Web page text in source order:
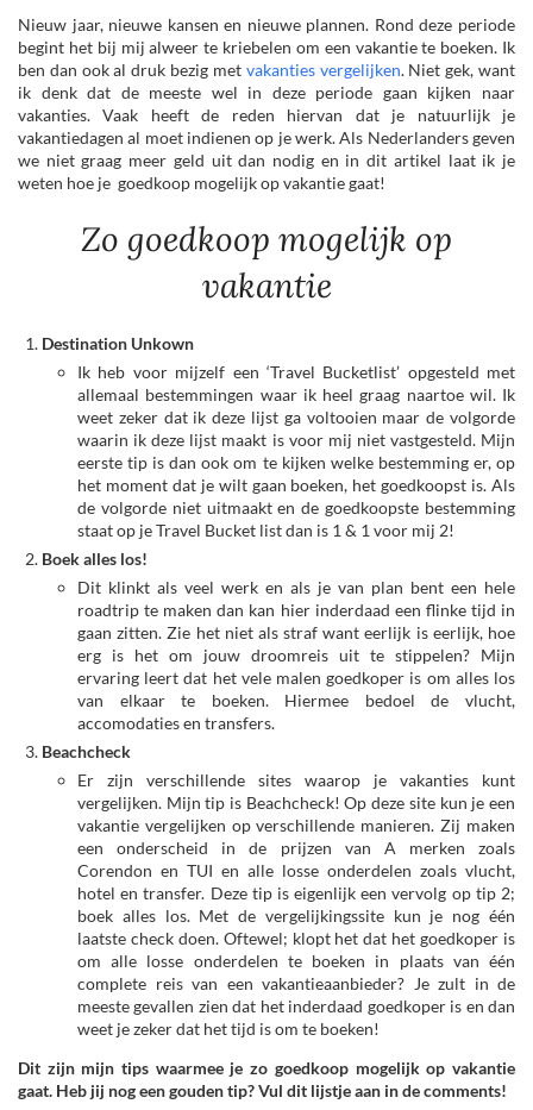
Nieuw jaar, nieuwe kansen en nieuwe plannen. Rond deze periode
begint het bij mij alweer te kriebelen om een vakantie te boeken. Ik
ben dan ook al druk bezig met vakanties vergelijken. Niet gek, want
ik denk dat de meeste wel in deze periode gaan kijken naar
vakanties. Vaak heeft de reden hiervan dat je natuurlijk je
vakantiedagen al moet indienen op je werk. Als Nederlanders geven
we niet graag meer geld uit dan nodig en in dit artikel laat ik je
weten hoe je goedkoop mogelijk op vakantie gaat!
Zo goedkoop mogelijk op
vakantie
Destination Unkown
Ik heb voor mijzelf een ‘Travel Bucketlist’ opgesteld met
allemaal bestemmingen waar ik heel graag naartoe wil. Ik
weet zeker dat ik deze lijst ga voltooien maar de volgorde
waarin ik deze lijst maakt is voor mij niet vastgesteld. Mijn
eerste tip is dan ook om te kijken welke bestemming er, op
het moment dat je wilt gaan boeken, het goedkoopst is. Als
de volgorde niet uitmaakt en de goedkoopste bestemming
staat op je Travel Bucket list dan is 1 & 1 voor mij 2!
Boek alles los!
Dit klinkt als veel werk en als je van plan bent een hele
roadtrip te maken dan kan hier inderdaad een flinke tijd in
gaan zitten. Zie het niet als straf want eerlijk is eerlijk, hoe
erg is het om jouw droomreis uit te stippelen? Mijn
ervaring leert dat het vele malen goedkoper is om alles los
van elkaar te boeken. Hiermee bedoel de vlucht,
accomodaties en transfers.
Beachcheck
Er zijn verschillende sites waarop je vakanties kunt
vergelijken. Mijn tip is Beachcheck! Op deze site kun je een
vakantie vergelijken op verschillende manieren. Zij maken
een onderscheid in de prijzen van A merken zoals
Corendon en TUI en alle losse onderdelen zoals vlucht,
hotel en transfer. Deze tip is eigenlijk een vervolg op tip 2;
boek alles los. Met de vergelijkingssite kun je nog één
laatste check doen. Oftewel; klopt het dat het goedkoper is
om alle losse onderdelen te boeken in plaats van één
complete reis van een vakantieaanbieder? Je zult in de
meeste gevallen zien dat het inderdaad goedkoper is en dan
weet je zeker dat het tijd is om te boeken!
Dit zijn mijn tips waarmee je zo goedkoop mogelijk op vakantie
gaat. Heb jij nog een gouden tip? Vul dit lijstje aan in de comments!